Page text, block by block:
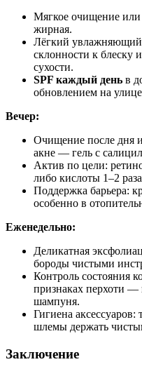
Мягкое очищение или
жирная.
Лёгкий
склонности к блеску
сухости.
SPF каждый день в
обновлением на
Вечер:
Очищение после дня
акне — гель с
Актив по цели:
либо кислоты 1–2
Поддержка барьера:
особенно в
Еженедельно:
Деликатная
бороды чистыми
Контроль состояния
признаках перхоти —
шампуня.
Гигиена
шлемы держать
Заключение